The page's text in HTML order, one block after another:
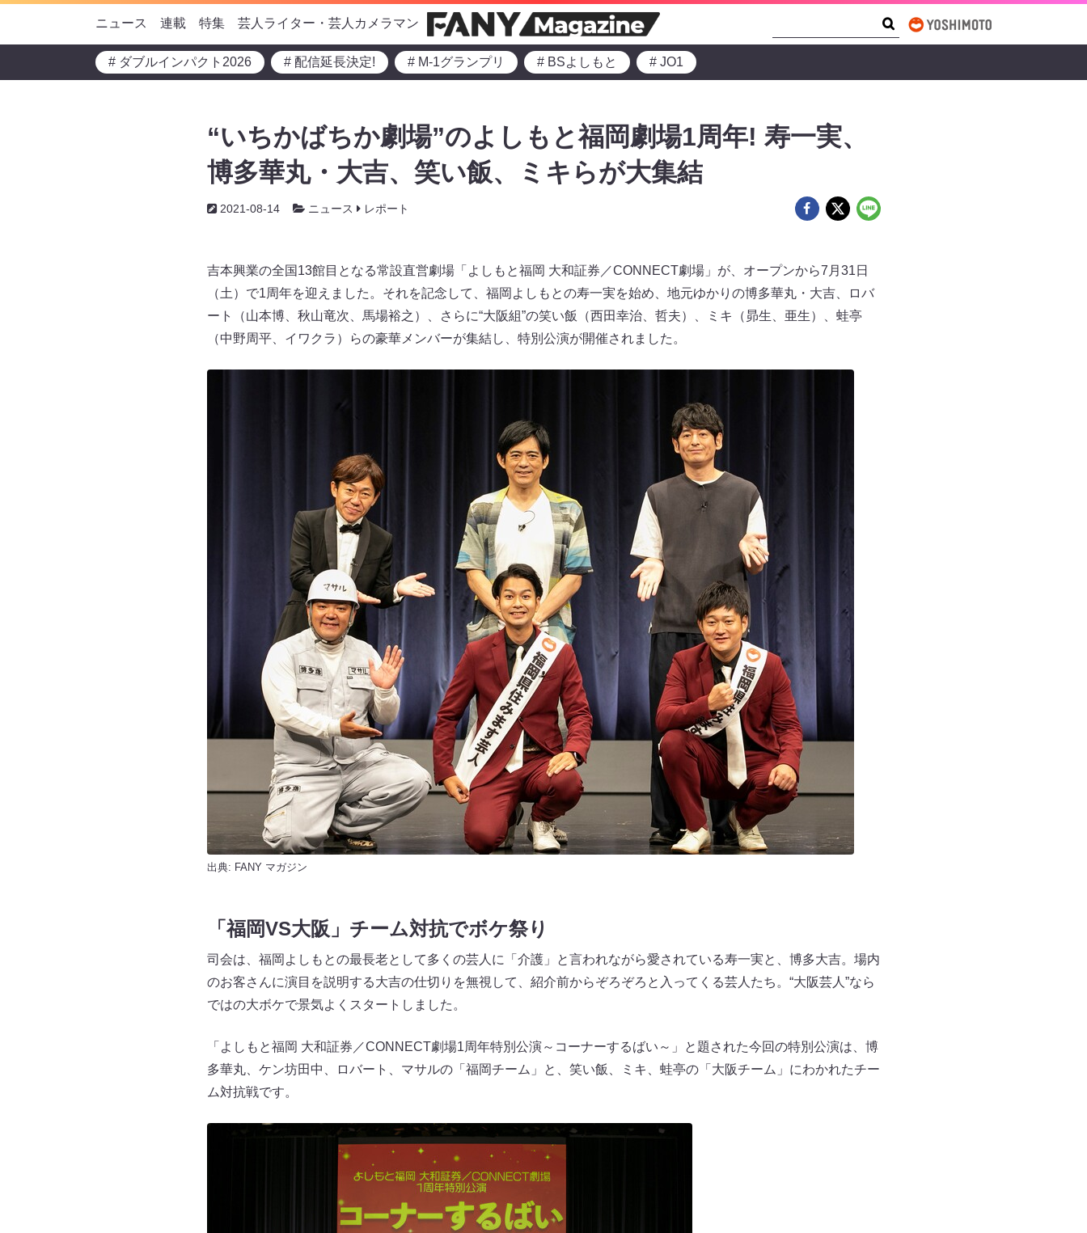
ニュース 連載 特集 芸人ライター・芸人カメラマン
# ダブルインパクト2026 # 配信延長決定! # M-1グランプリ # BSよしもと # JO1
“いちかばちか劇場”のよしもと福岡劇場1周年! 寿一実、
博多華丸・大吉、笑い飯、ミキらが大集結
2021-08-14 ニュース レポート
吉本興業の全国13館目となる常設直営劇場「よしもと福岡 大和証券／CONNECT劇場」が、オープンから7月31日
（土）で1周年を迎えました。それを記念して、福岡よしもとの寿一実を始め、地元ゆかりの博多華丸・大吉、ロバ
ート（山本博、秋山竜次、馬場裕之）、さらに“大阪組”の笑い飯（西田幸治、哲夫）、ミキ（昴生、亜生）、蛙亭
（中野周平、イワクラ）らの豪華メンバーが集結し、特別公演が開催されました。
出典: FANY マガジン
「福岡VS大阪」チーム対抗でボケ祭り
司会は、福岡よしもとの最長老として多くの芸人に「介護」と言われながら愛されている寿一実と、博多大吉。場内
のお客さんに演目を説明する大吉の仕切りを無視して、紹介前からぞろぞろと入ってくる芸人たち。“大阪芸人”なら
ではの大ボケで景気よくスタートしました。
「よしもと福岡 大和証券／CONNECT劇場1周年特別公演～コーナーするばい～」と題された今回の特別公演は、博
多華丸、ケン坊田中、ロバート、マサルの「福岡チーム」と、笑い飯、ミキ、蛙亭の「大阪チーム」にわかれたチー
ム対抗戦です。